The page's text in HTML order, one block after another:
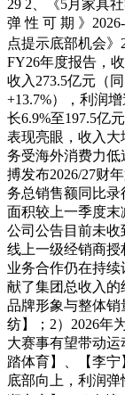
29 2、《5月家具
弹 性 可 期 》
点提示底部机会》
FY26年度报告，
收入273.5亿元（
+13.7%），利润
长6.9%至197.5亿
表现亮眼，收入大
务受海外消费力低
搏发布2026/27财
务总销售额同比录
面积较上一季度末
公司公告目前未收
线上一级经销商
业务合作仍在持续
献了集团总收入的
品牌形象与整体
纺】；2）2026年
大赛事有望带动
踏体育】、【李宁
底部向上，利润